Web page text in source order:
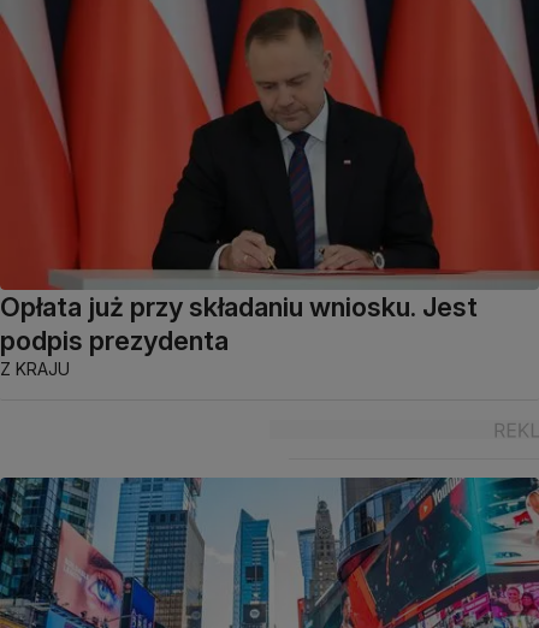
Opłata już przy składaniu wniosku. Jest
podpis prezydenta
Z KRAJU